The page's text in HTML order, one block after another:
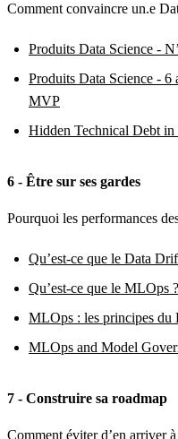
Comment convaincre un.e
Produits Data Science -
Produits Data Science - 6
MVP
Hidden Technical Debt
6 - Être sur ses gardes
Pourquoi les performances
Qu’est-ce que le Data
Qu’est-ce que le MLOps ?
MLOps : les principes du
MLOps and Model
7 - Construire sa roadmap
Comment éviter d’en arriver